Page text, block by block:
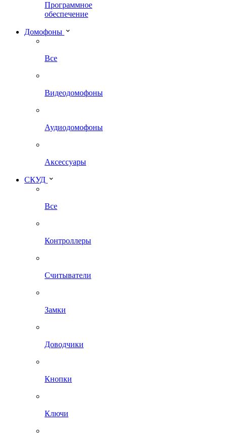
Программное
обеспечение
Домофоны
Все
Видеодомофоны
Аудиодомофоны
Аксессуары
СКУД
Все
Контроллеры
Считыватели
Замки
Доводчики
Кнопки
Ключи